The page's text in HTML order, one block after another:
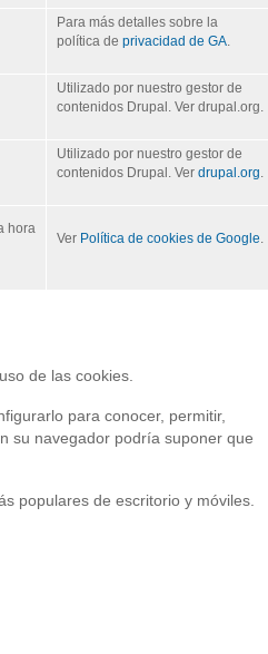
Para más detalles sobre la
política de privacidad de GA.
Utilizado por nuestro gestor de
contenidos Drupal. Ver drupal.org.
Utilizado por nuestro gestor de
contenidos Drupal. Ver drupal.org.
hora
Ver Política de cookies de Google.
de las cookies.
para conocer, permitir,
su navegador podría suponer que
populares de escritorio y móviles.